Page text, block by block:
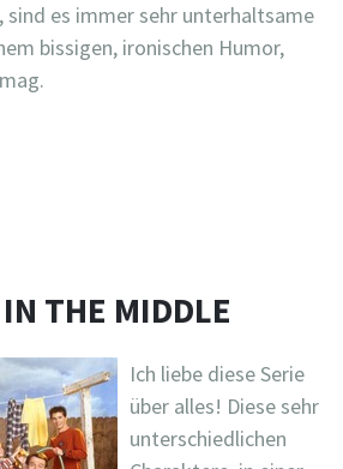
sind es immer sehr unterhaltsame
bissigen, ironischen Humor,
THE MIDDLE
Ich liebe diese Serie
über alles! Diese sehr
unterschiedlichen